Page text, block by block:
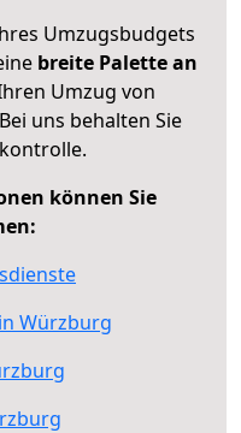
Umzugsbudgets
breite Palette an
Umzug von
uns behalten Sie
können Sie
Würzburg